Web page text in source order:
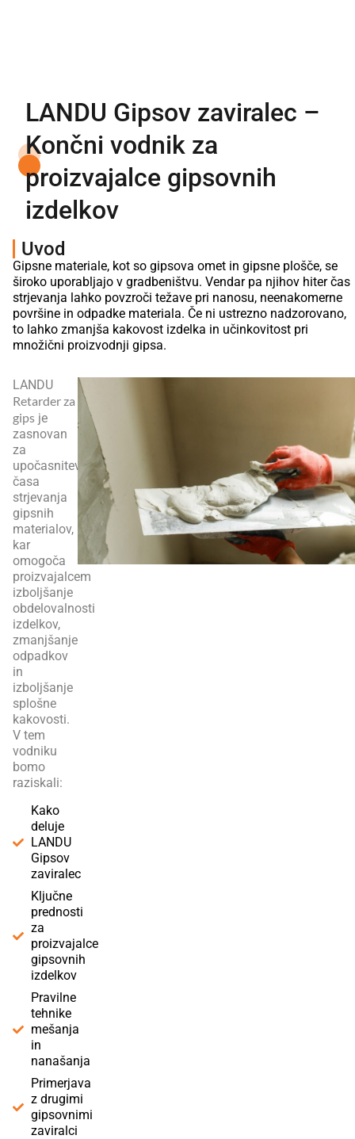
LANDU Gipsov zaviralec –
Končni vodnik za
proizvajalce gipsovnih
izdelkov
Uvod
Gipsne materiale, kot so gipsova omet in gipsne plošče, se
široko uporabljajo v gradbeništvu. Vendar pa njihov hiter čas
strjevanja lahko povzroči težave pri nanosu, neenakomerne
površine in odpadke materiala. Če ni ustrezno nadzorovano,
to lahko zmanjša kakovost izdelka in učinkovitost pri
množični proizvodnji gipsa.
LANDU
Retarder za
gips je
zasnovan
za
upočasnitev
časa
strjevanja
gipsnih
materialov,
kar
omogoča
proizvajalcem
izboljšanje
obdelovalnosti
izdelkov,
zmanjšanje
odpadkov
in
izboljšanje
splošne
kakovosti.
V tem
vodniku
bomo
raziskali:
Kako
deluje
LANDU
Gipsov
zaviralec
Ključne
prednosti
za
proizvajalce
gipsovnih
izdelkov
Pravilne
tehnike
mešanja
in
nanašanja
Primerjava
z drugimi
gipsovnimi
zaviralci